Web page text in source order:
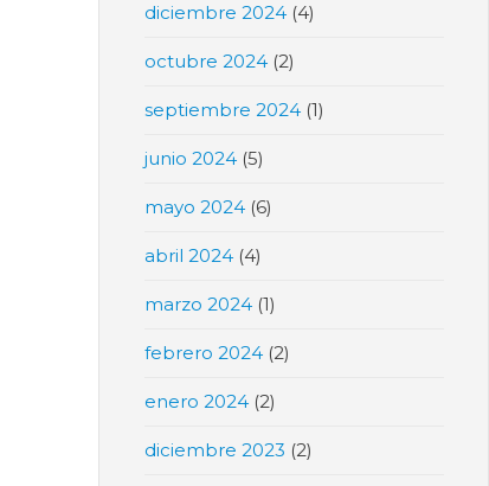
diciembre 2024(4)
octubre 2024(2)
septiembre 2024(1)
junio 2024(5)
mayo 2024(6)
abril 2024(4)
marzo 2024(1)
febrero 2024(2)
enero 2024(2)
diciembre 2023 (2)